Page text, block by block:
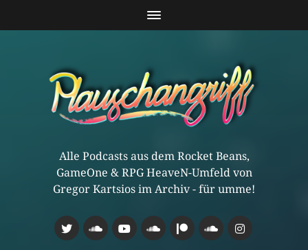
Alle Podcasts aus dem Rocket Beans,
GameOne & RPG HeaveN-Umfeld von
Gregor Kartsios im Archiv - für umme!